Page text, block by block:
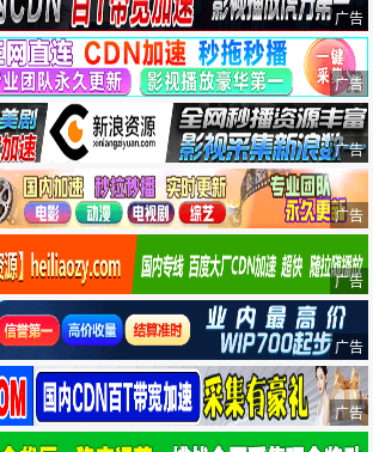
广告
广告
广告
广告
广告
广告
广告